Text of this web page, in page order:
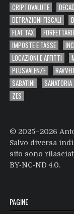
CRIPTOVALUTE
DETRAZIONI FISCALI
FLAT TAX
IMPOSTE E TASSE
LOCAZIONI E AFFITTI
PLUSVALENZE
SABATINI
SANATORIA
ZES
© 2025–2026
Salvo diversa
sito sono
BY‑NC‑ND 4.0.
PAGINE